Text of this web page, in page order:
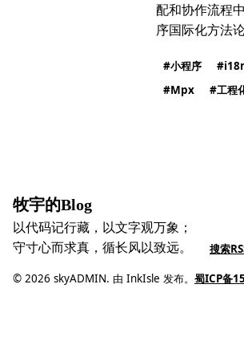
配和协作流程
序国际化方法论
小程序
Mpx
工程
牧宇的Blog
以代码记行藏，以文字观万象；
守寸心而求真，循长风以致远。
搜索
© 2026 skyADMIN. 由 InkIsle 发布。 蜀ICP备